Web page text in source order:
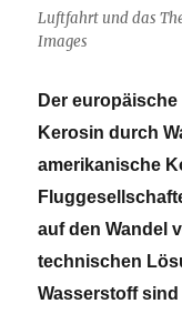
Luftfahrt und das
Images
Der
Kerosin durch
amerikanische
auf den Wandel
technischen
Wasserstoff